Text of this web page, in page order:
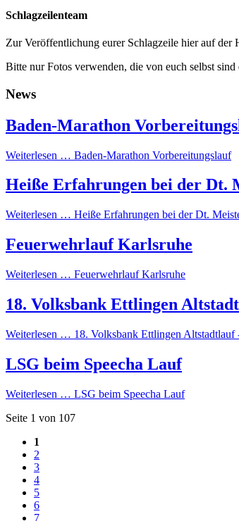
Schlagzeilenteam
Zur Veröffentlichung eurer Schlagzeile hier auf der
Bitte nur Fotos verwenden, die von euch selbst
News
Baden-Marathon
Weiterlesen … Baden-Marathon Vorbereitungslauf
Heiße Erfahrungen bei der Dt.
Weiterlesen … Heiße Erfahrungen bei der Dt.
Feuerwehrlauf Karlsruhe
Weiterlesen … Feuerwehrlauf Karlsruhe
18. Volksbank Ettlingen
Weiterlesen … 18. Volksbank Ettlingen Altstadtlauf
LSG beim Speecha Lauf
Weiterlesen … LSG beim Speecha Lauf
Seite 1 von 107
1
2
3
4
5
6
7